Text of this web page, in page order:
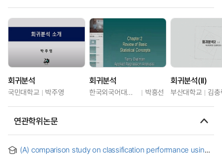
회귀분석
국민대학교 박주영
회귀분석
한국외국어대학교 박흥선
회귀분석(II)
부산대학교 김
연관학위논문
(A) comparison study on classification performance using